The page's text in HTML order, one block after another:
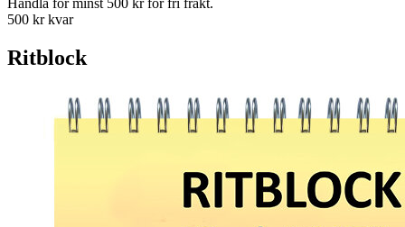
Handla för minst 500 kr för fri frakt.
500 kr kvar
Ritblock